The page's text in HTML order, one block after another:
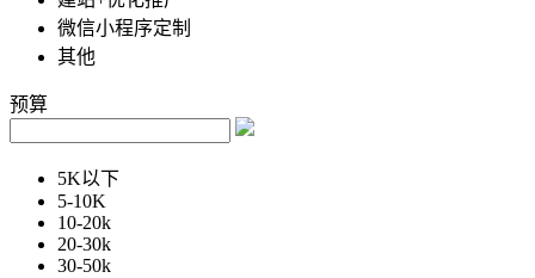
微信小程序定制
其他
预算
5K以下
5-10K
10-20k
20-30k
30-50k